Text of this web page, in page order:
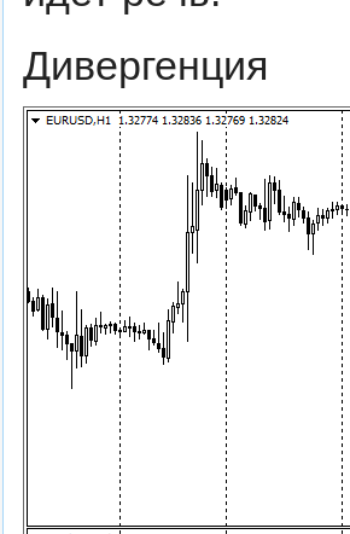
Дивергенция